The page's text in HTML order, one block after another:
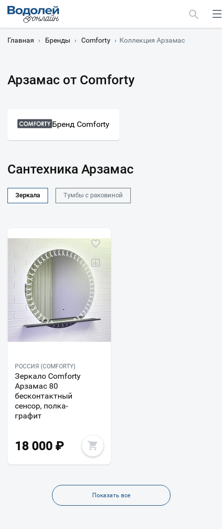
Главная › Бренды › Comforty › Коллекция Арзамас
Арзамас от Comforty
Бренд Comforty
Сантехника Арзамас
Зеркала Тумбы с раковиной
РОССИЯ (COMFORTY)
Зеркало Comforty
Арзамас 80
бесконтактный
сенсор, полка-
графит
18 000 ₽
Показать все